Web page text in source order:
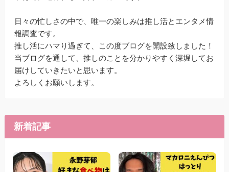
日々の忙しさの中で、唯一の楽しみは推し活とエンタメ情
報調査です。
推し活にハマり過ぎて、この度ブログを開設致しました！
当ブログを通して、推しのことを分かりやすく深堀してお
届けしていきたいと思います。
よろしくお願いします。
新着記事